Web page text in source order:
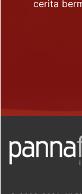
cerita